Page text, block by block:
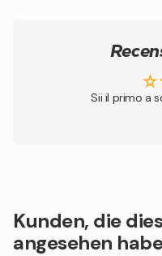
Sii il primo a
Kunden, die
angesehen